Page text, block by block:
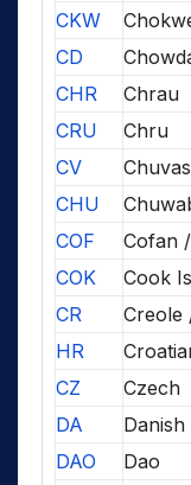
CKW
CD
CHR
Chrau
CRU
Chru
CV
CHU
COF
Cofan
COK
Cook
CR
Creole
HR
CZ
Czech
DA
Danish
DAO
Dao